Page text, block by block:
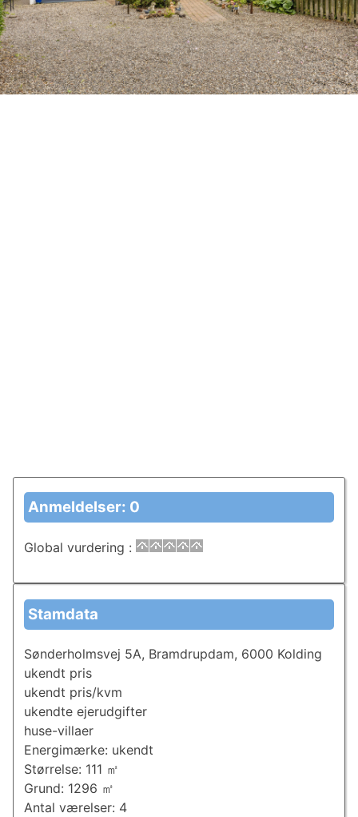
Anmeldelser: 0
Global vurdering :
Stamdata
Sønderholmsvej 5A, Bramdrupdam, 6000 Kolding
ukendt pris
ukendt pris/kvm
ukendte ejerudgifter
huse-villaer
Energimærke: ukendt
Størrelse: 111 ㎡
Grund: 1296 ㎡
Antal værelser: 4